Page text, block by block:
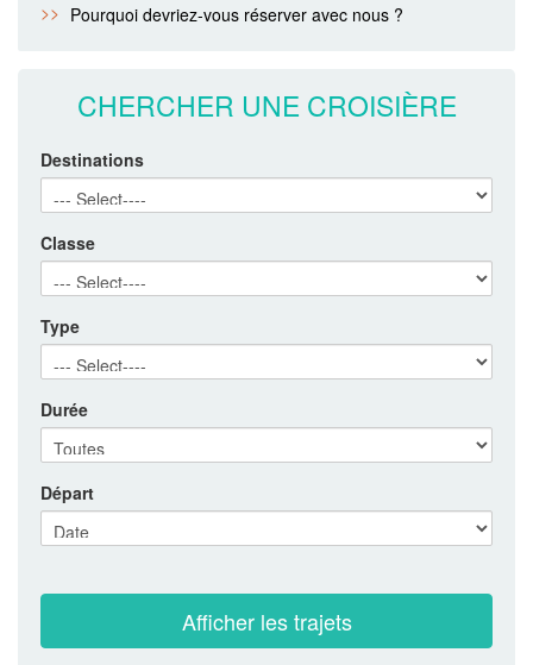
Pourquoi devriez-vous réserver avec nous ?
CHERCHER UNE CROISIÈRE
Destinations
Classe
Type
Durée
Départ